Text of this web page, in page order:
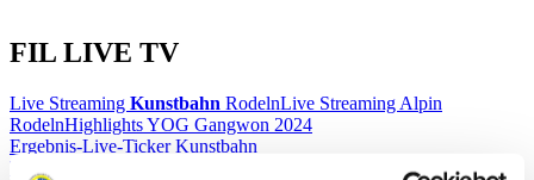
FIL LIVE TV
Live Streaming Kunstbahn RodelnLive Streaming Alpin
RodelnHighlights YOG Gangwon 2024
Ergebnis-Live-Ticker Kunstbahn
Tippspiel